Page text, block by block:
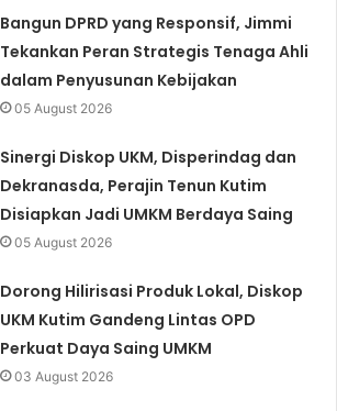
Bangun DPRD yang Responsif, Jimmi
Tekankan Peran Strategis Tenaga Ahli
dalam Penyusunan Kebijakan
05 August 2026
Sinergi Diskop UKM, Disperindag dan
Dekranasda, Perajin Tenun Kutim
Disiapkan Jadi UMKM Berdaya Saing
05 August 2026
Dorong Hilirisasi Produk Lokal, Diskop
UKM Kutim Gandeng Lintas OPD
Perkuat Daya Saing UMKM
03 August 2026